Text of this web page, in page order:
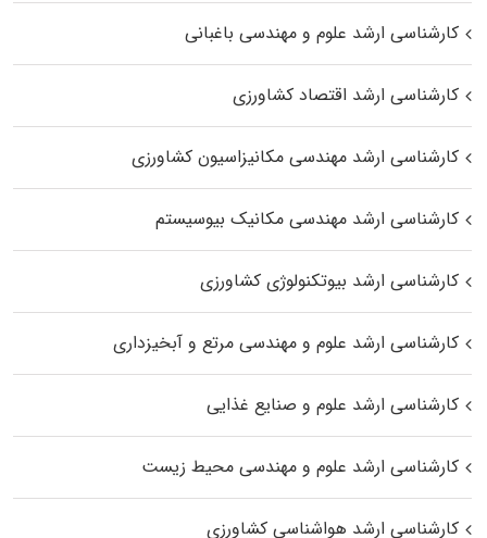
کارشناسی ارشد علوم و مهندسی باغبانی
کارشناسی ارشد اقتصاد کشاورزی
کارشناسی ارشد مهندسی مکانیزاسیون کشاورزی
کارشناسی ارشد مهندسی مکانیک بیوسیستم
کارشناسی ارشد بیوتکنولوژی کشاورزی
کارشناسی ارشد علوم و مهندسی مرتع و آبخیزداری
کارشناسی ارشد علوم و صنایع غذایی
کارشناسی ارشد علوم و مهندسی محیط زیست
کارشناسی ارشد هواشناسی کشاورزی